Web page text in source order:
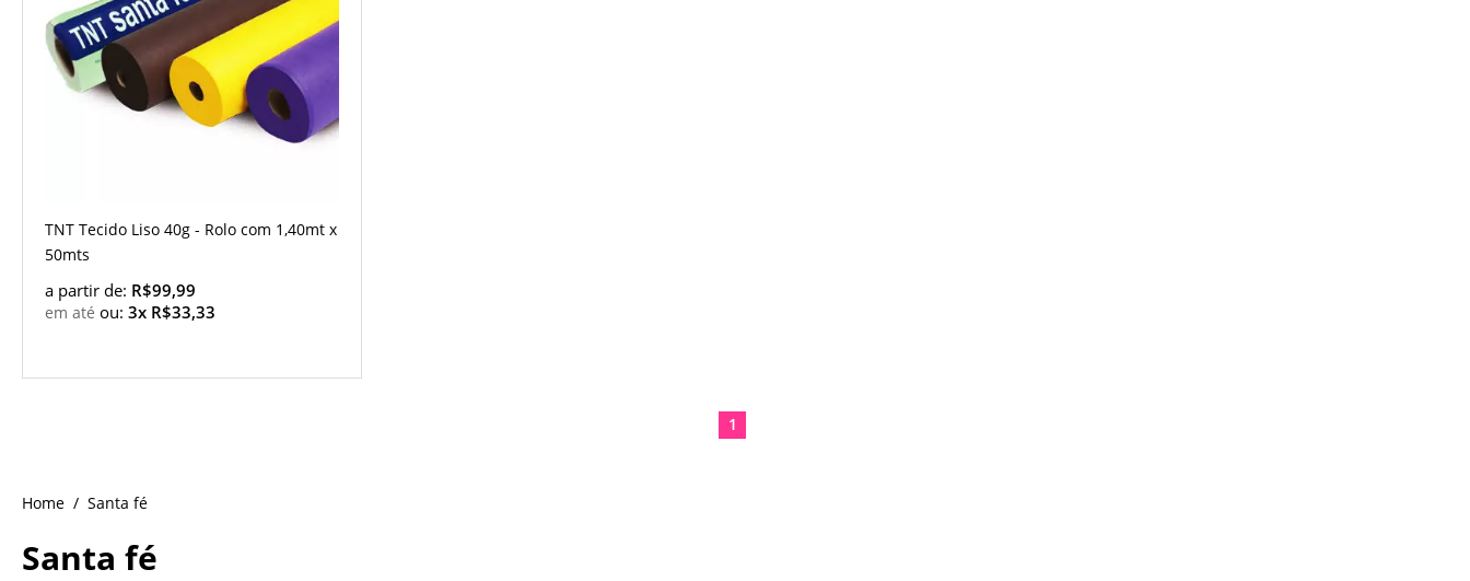
Santa fé
Santa fé
TNT Tecido Liso 40g - Rolo com 1,40mt x
50mts
a partir de: R$99,99
ou: 3x R$33,33
1